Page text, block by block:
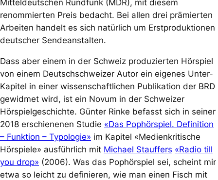
Mitteldeutschen Rundfunk (MDR), mit diesem
renommierten Preis bedacht. Bei allen drei prämierten
Arbeiten handelt es sich natürlich um Erstproduktionen
deutscher Sendeanstalten.
Dass aber einem in der Schweiz produzierten Hörspiel
von einem Deutschschweizer Autor ein eigenes Unter-
Kapitel in einer wissenschaftlichen Publikation der BRD
gewidmet wird, ist ein Novum in der Schweizer
Hörspielgeschichte. Günter Rinke befasst sich in seiner
2018 erschienenen Studie «Das Pophörspiel. Definition
– Funktion – Typologie» im Kapitel «Medienkritische
Hörspiele» ausführlich mit Michael Stauffers «Radio till
you drop» (2006). Was das Pophörspiel sei, scheint mir
etwa so leicht zu definieren, wie man einen Fisch mit